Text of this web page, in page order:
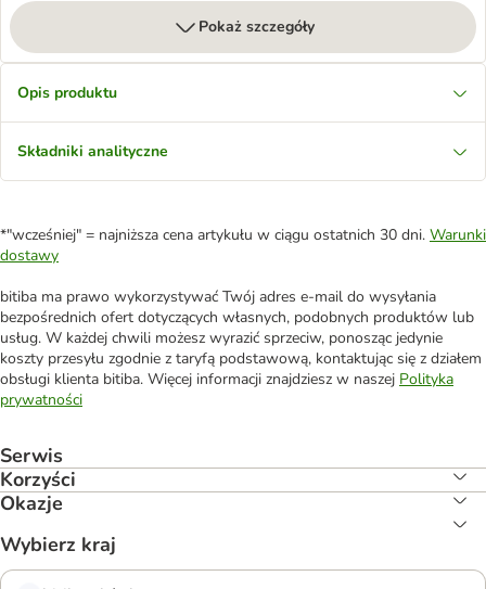
Pokaż szczegóły
Opis produktu
Składniki analityczne
*"wcześniej" = najniższa cena artykułu w ciągu ostatnich 30 dni. Warunki
dostawy
bitiba ma prawo wykorzystywać Twój adres e-mail do wysyłania
bezpośrednich ofert dotyczących własnych, podobnych produktów lub
usług. W każdej chwili możesz wyrazić sprzeciw, ponosząc jedynie
koszty przesyłu zgodnie z taryfą podstawową, kontaktując się z działem
obsługi klienta bitiba. Więcej informacji znajdziesz w naszej Polityka
prywatności
Serwis
Korzyści
Okazje
Wybierz kraj